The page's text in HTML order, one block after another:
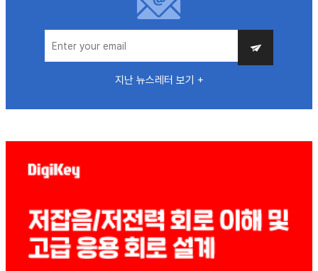
지난 뉴스레터 보기 +